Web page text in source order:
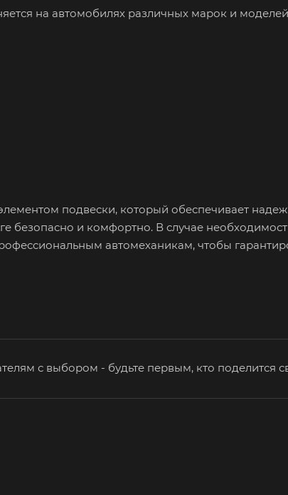
на автомобилях различных марок и
подвески, который обеспечивает
безопасно и комфортно. В случае
автомеханикам, чтобы
с выбором - будьте первым, кто поделится